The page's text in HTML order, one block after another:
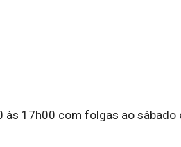
às 17h00 com folgas ao sábado